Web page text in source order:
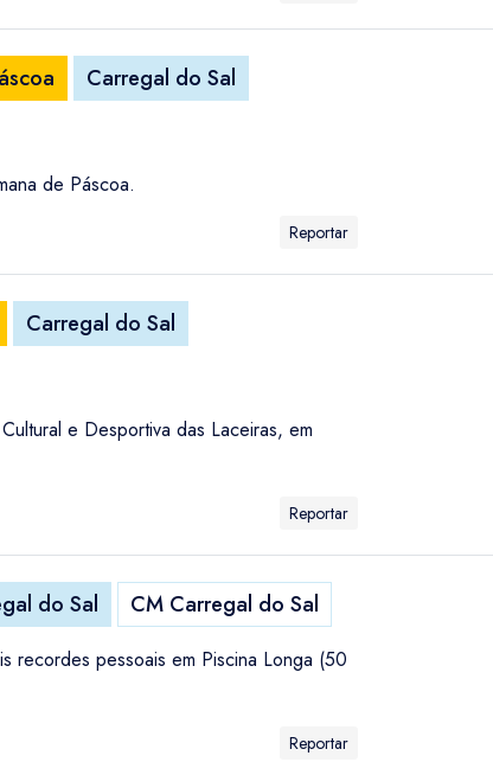
Carregal do Sal
de Páscoa.
Reportar
Carregal do Sal
e Desportiva das Laceiras, em
Reportar
do Sal CM Carregal do Sal
recordes pessoais em Piscina Longa (50
Reportar